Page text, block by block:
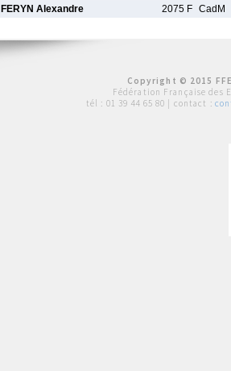
FERYN Alexandre 2075 F CadM
Copyright © 2015
Fédération Française des
tél : 01 39 44 65 80 | contact :